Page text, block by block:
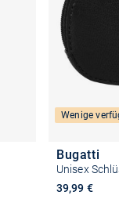
Wenige
Bugatti
Unisex
39,99 €